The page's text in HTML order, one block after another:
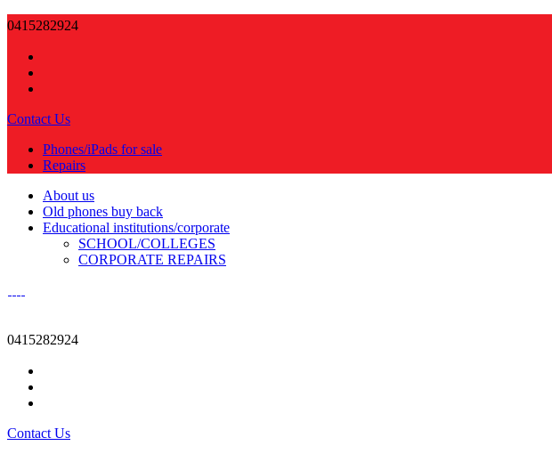
0415282924
Contact Us
Phones/iPads for sale
Repairs
About us
Old phones buy back
Educational institutions/corporate
SCHOOL/COLLEGES
CORPORATE REPAIRS
0415282924
Contact Us